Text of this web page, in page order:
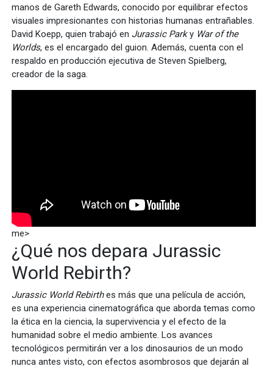
manos de Gareth Edwards, conocido por equilibrar efectos
visuales impresionantes con historias humanas entrañables.
David Koepp, quien trabajó en Jurassic Parky War of the
Worlds, es el encargado del guion. Además, cuenta con el
respaldo en producción ejecutiva de Steven Spielberg,
creador de la saga.
me>
¿Qué nos depara Jurassic
World Rebirth?
Jurassic World Rebirthes más que una película de acción,
es una experiencia cinematográfica que aborda temas como
la ética en la ciencia, la supervivencia y el efecto de la
humanidad sobre el medio ambiente. Los avances
tecnológicos permitirán ver a los dinosaurios de un modo
nunca antes visto, con efectos asombrosos que dejarán al